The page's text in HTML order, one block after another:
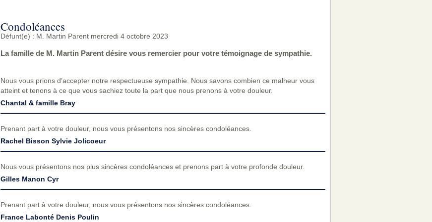
Condoléances
Défunt(e) : M. Martin Parent mercredi 4 octobre 2023
La famille de M. Martin Parent désire vous remercier pour votre témoignage de sympathie.
Nous vous prions d’accepter notre respectueuse sympathie. Nous savons combien ce malheur vous
atteint et tenons à ce que vous sachiez toute la part que nous prenons à votre douleur.
Chantal & famille Bray
Prenant part à votre douleur, nous vous présentons nos sincères condoléances.
Rachel Bisson Sylvie Jolicoeur
Nous vous présentons nos plus sincères condoléances et prenons part à votre profonde douleur.
Gilles Manon Cyr
Prenant part à votre douleur, nous vous présentons nos sincères condoléances.
France Labonté Denis Poulin